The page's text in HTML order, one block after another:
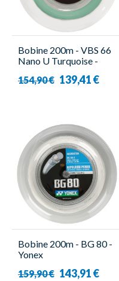
Bobine 200m - VBS 66
Nano U Turquoise -
154,90 € 139,41 €
Bobine 200m - BG 80 -
Yonex
159,90 € 143,91 €